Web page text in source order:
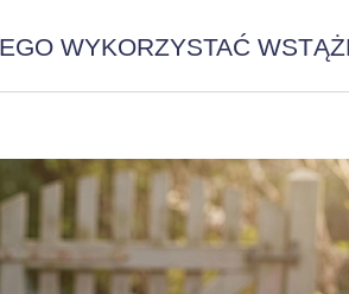
WYKORZYSTAĆ